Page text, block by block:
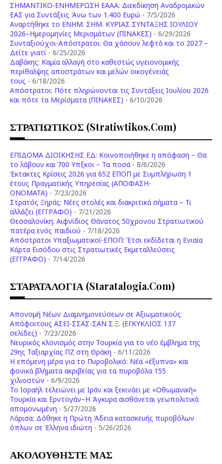
ΣΗΜΑΝΤΙΚΟ-ΕΝΗΜΕΡΩΣΗ ΕΑΑΑ: Διεκδίκηση Αναδρομικών
ΕΑΣ για Συντάξεις Άνω των 1.400 Ευρώ - 7/5/2026
Aναρτήθηκε το ENHM. ΣΗΜ. ΚΥΡΙΑΣ ΣΥΝΤΑΞΗΣ ΙΟΥΛΙΟΥ
2026–Ημερομηνίες Μερισμάτων (ΠΙΝΑΚΕΣ) - 6/29/2026
Συνταξιούχοι-Απόστρατοι: Θα χάσουν λεφτά και το 2027 –
Δείτε γιατί - 6/25/2026
Δαβάκης: Καμία αλλαγή στο καθεστώς υγειονομικής
περίθαλψης αποστράτων και μελών οικογένειάς
τους - 6/18/2026
Aπόστρατοι: Πότε πληρώνονται τις Συντάξεις Ιουλίου 2026
και πότε τα Μερίσματα (ΠΙΝΑΚΕΣ) - 6/10/2026
ΣΤΡΑΤΙΩΤΙΚΟΣ (stratiwtikos.com)
ΕΠΙΔΟΜΑ ΔΙΟΙΚΗΣΗΣ ΕΔ: Κοινοποιήθηκε η απόφαση – Θα
το λάβουν και 700 Υπξκοι – Τα ποσά - 8/6/2026
Έκτακτες Κρίσεις 2026 για 652 ΕΠΟΠ με Συμπλήρωση 1
έτους Πραγματικής Υπηρεσίας (ΑΠΟΦΑΣΗ-
ONOMATA) - 7/23/2026
Στρατός Ξηράς: Νέες στολές και διακριτικά σήματα – Τι
αλλάζει (ΕΓΓΡΑΦΟ) - 7/21/2026
Θεσσαλονίκη: Αιφνίδιος Θάνατος 50χρονου Στρατιωτικού
πατέρα ενός παιδιού - 7/18/2026
Απόστρατοι Υπαξιωματικοί-ΕΠΟΠ: Έτσι εκδίδεται η Ενιαία
Κάρτα Εισόδου στις Στρατιωτικές Εκμεταλλεύσεις
(ΕΓΓΡΑΦΟ) - 7/14/2026
ΣΤΑΡΑΤΑΛΟΓΙΑ (staratalogia.com)
Απονομή Νέων Διαμνημονεύσεων σε Αξιωματικούς
Απόφοιτους ΑΣΕΙ-ΣΣΑΣ-ΣΑΝ Σ.Ξ. (ΕΓΚΥΚΛΙΟΣ 137
σελίδες) - 7/23/2026
Νευρικός κλονισμός στην Τουρκία για το νέο έμβλημα της
29ης Ταξιαρχίας ΠΖ στη Θράκη - 6/11/2026
Η επόμενη μέρα για το Πυροβολικό: Νέα «έξυπνα» και
φονικά βλήματα ακριβείας για τα πυροβόλα 155
χιλιοστών - 6/9/2026
Το Ισραήλ τελειώνει με Ιράν και ξεκινάει με «Οθωμανική»
Τουρκία και Ερντογάν–Η Άγκυρα αισθάνεται γεωπολιτικά
απομονωμένη - 5/27/2026
Λάρισα: Δόθηκε η Πρώτη Άδεια κατασκευής πυροβόλων
όπλων σε Έλληνα ιδιώτη - 5/26/2026
ΑΚΟΛΟΥΘΗΣΤΕ ΜΑΣ